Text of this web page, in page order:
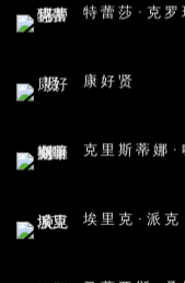
特蕾莎·克罗
康好贤
克里斯蒂娜·
埃里克·派克